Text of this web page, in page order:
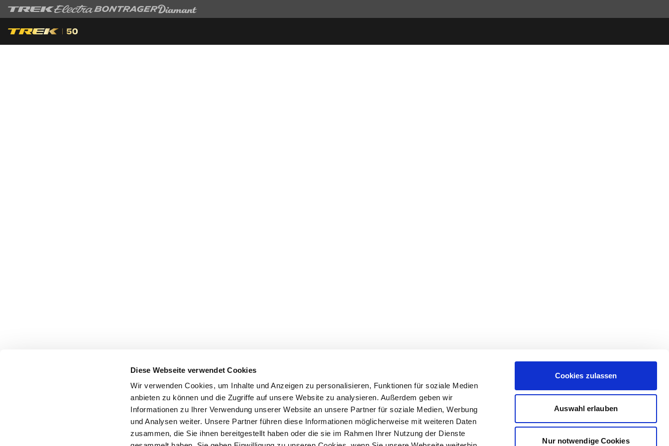
Diese Webseite verwendet Cookies
Wir verwenden Cookies, um Inhalte und Anzeigen zu personalisieren, Funktionen für soziale Medien
anbieten zu können und die Zugriffe auf unsere Website zu analysieren. Außerdem geben wir
Informationen zu Ihrer Verwendung unserer Website an unsere Partner für soziale Medien, Werbung
und Analysen weiter. Unsere Partner führen diese Informationen möglicherweise mit weiteren Daten
zusammen, die Sie ihnen bereitgestellt haben oder die sie im Rahmen Ihrer Nutzung der Dienste
Cookies zulassen
Auswahl erlauben
Nur notwendige Cookies